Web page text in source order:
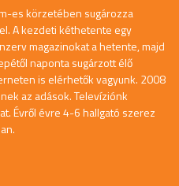
es körzetében sugározza
A kezdeti kéthetente egy
magazinokat a hetente, majd
naponta sugárzott élő
is elérhetők vagyunk. 2008
az adások. Televíziónk
Évről évre 4-6 hallgató szerez